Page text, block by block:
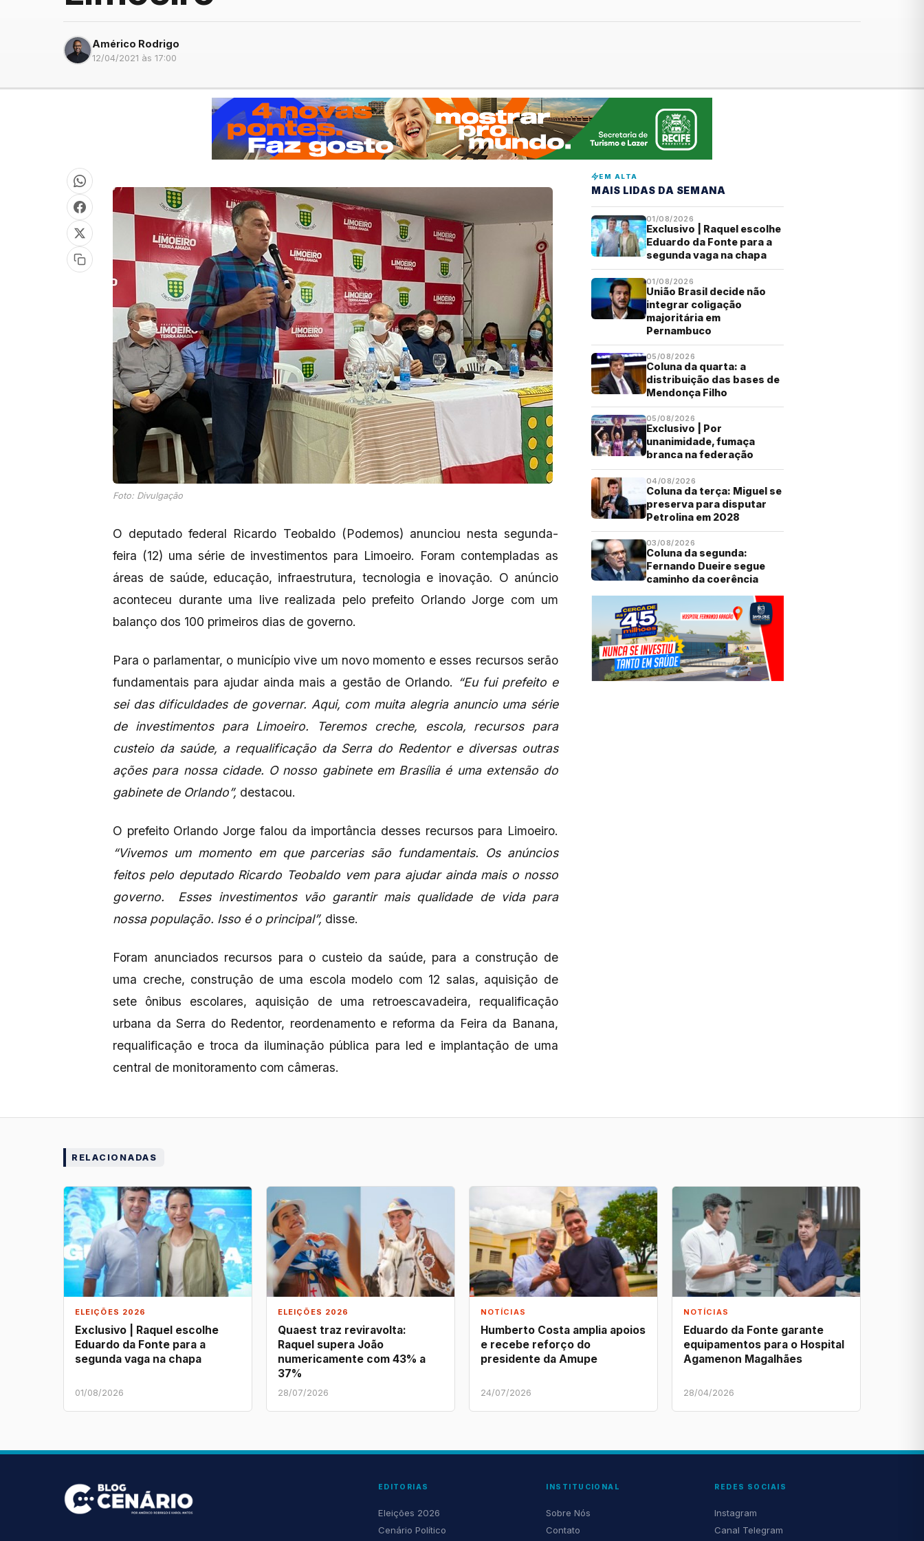
Américo Rodrigo
12/04/2021 às 17:00
Foto: Divulgação
O deputado federal Ricardo Teobaldo (Podemos) anunciou nesta segunda-
feira (12) uma série de investimentos para Limoeiro. Foram contempladas as
áreas de saúde, educação, infraestrutura, tecnologia e inovação. O anúncio
aconteceu durante uma live realizada pelo prefeito Orlando Jorge com um
balanço dos 100 primeiros dias de governo.
Para o parlamentar, o município vive um novo momento e esses recursos serão
fundamentais para ajudar ainda mais a gestão de Orlando. “Eu fui prefeito e
sei das dificuldades de governar. Aqui, com muita alegria anuncio uma série
de investimentos para Limoeiro. Teremos creche, escola, recursos para
custeio da saúde, a requalificação da Serra do Redentor e diversas outras
ações para nossa cidade. O nosso gabinete em Brasília é uma extensão do
gabinete de Orlando”, destacou.
O prefeito Orlando Jorge falou da importância desses recursos para Limoeiro.
“Vivemos um momento em que parcerias são fundamentais. Os anúncios
feitos pelo deputado Ricardo Teobaldo vem para ajudar ainda mais o nosso
governo. Esses investimentos vão garantir mais qualidade de vida para
nossa população. Isso é o principal”, disse.
Foram anunciados recursos para o custeio da saúde, para a construção de
uma creche, construção de uma escola modelo com 12 salas, aquisição de
sete ônibus escolares, aquisição de uma retroescavadeira, requalificação
urbana da Serra do Redentor, reordenamento e reforma da Feira da Banana,
requalificação e troca da iluminação pública para led e implantação de uma
central de monitoramento com câmeras.
EM ALTA
MAIS LIDAS DA SEMANA
01/08/2026
Exclusivo | Raquel escolhe
Eduardo da Fonte para a
segunda vaga na chapa
01/08/2026
União Brasil decide não
integrar coligação
majoritária em
Pernambuco
05/08/2026
Coluna da quarta: a
distribuição das bases de
Mendonça Filho
05/08/2026
Exclusivo | Por
unanimidade, fumaça
branca na federação
04/08/2026
Coluna da terça: Miguel se
preserva para disputar
Petrolina em 2028
03/08/2026
Coluna da segunda:
Fernando Dueire segue
caminho da coerência
RELACIONADAS
ELEIÇÕES 2026
Exclusivo | Raquel escolhe
Eduardo da Fonte para a
segunda vaga na chapa
01/08/2026
ELEIÇÕES 2026
Quaest traz reviravolta:
Raquel supera João
numericamente com 43% a
37%
28/07/2026
NOTÍCIAS
Humberto Costa amplia apoios
e recebe reforço do
presidente da Amupe
24/07/2026
NOTÍCIAS
Eduardo da Fonte garante
equipamentos para o Hospital
Agamenon Magalhães
28/04/2026
EDITORIAS
Eleições 2026
Cenário Político
INSTITUCIONAL
Sobre Nós
Contato
REDES SOCIAIS
Instagram
Canal Telegram